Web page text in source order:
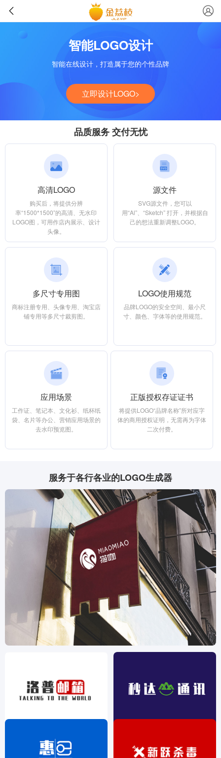
智能LOGO设计
智能在线设计，打造属于您的个性品牌
立即设计LOGO>
品质服务 交付无忧
高清LOGO
购买后，将提供分辨
率“1500*1500”的高清、无水印
LOGO图，可用作店内展示、设计
头像。
源文件
SVG源文件，您可以
用“Al”、“Sketch” 打开，并根据自
己的想法重新调整LOGO。
多尺寸专用图
商标注册专用、头像专用、淘宝店
铺专用等多尺寸裁剪图。
LOGO使用规范
品牌LOGO的安全空间、最小尺
寸、颜色、字体等的使用规范。
应用场景
工作证、笔记本、文化衫、纸杯纸
袋、名片等办公、营销应用场景的
去水印预览图。
正版授权存证证书
将提供LOGO“品牌名称”所对应字
体的商用授权证明，无需再为字体
二次付费。
服务于各行各业的LOGO生成器